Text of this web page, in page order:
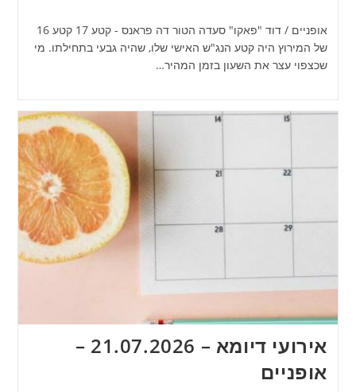
אופניים / דוד "פאקו" סעדה הטור דה פראנס - קטע 17 קטע 16
של המירוץ היה קטע הנג"ש האישי שלו, שהיה גבעי בתחילתו. מי
שכצפוי עצר את השעון בזמן המהיר…
אירועי דיומא – 21.07.2026 –
אופניים